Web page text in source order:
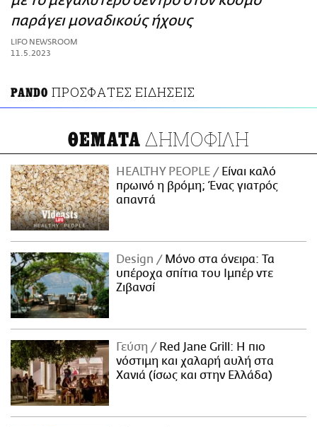
ΑΜΠΑ
PRINT
παράγει μοναδικούς ήχους
LIFO NEWSROOM
11.5.2023
PANDO ΠΡΟΣΦΑΤΕΣ ΕΙΔΗΣΕΙΣ
ΘΕΜΑΤΑ ΔΗΜΟΦΙΛΗ
HEALTHY PEOPLE
Είναι καλό
πρωινό η βρόμη; Ένας γιατρός
απαντά
Design
Μόνο στα όνειρα: Τα
υπέροχα σπίτια του Ιμπέρ ντε
Ζιβανσί
Γεύση
Red Jane Grill: Η πιο
νόστιμη και χαλαρή αυλή στα
Χανιά (ίσως και στην Ελλάδα)